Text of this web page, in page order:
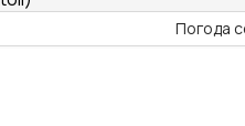
Погода